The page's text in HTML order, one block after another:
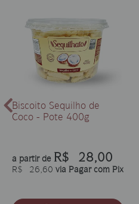
Biscoito Sequilho de
Coco - Pote 400g
a partir de R$ 28,00
R$ 26,60via Pagar com Pix